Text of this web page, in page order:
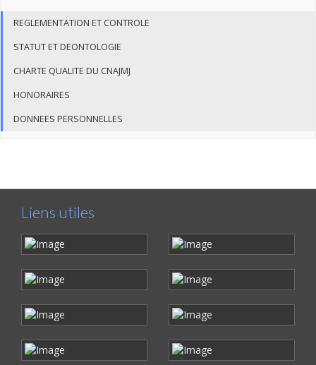
REGLEMENTATION ET CONTROLE
STATUT ET DEONTOLOGIE
CHARTE QUALITE DU CNAJMJ
HONORAIRES
DONNEES PERSONNELLES
Liens utiles